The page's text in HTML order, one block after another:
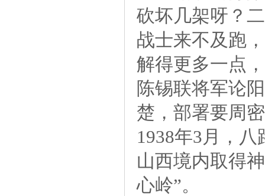
砍坏几架呀？
战士来不及跑
解得更多一点
陈锡联将军论
楚，部署要周
1938年3月，
山西境内取得
心岭”。